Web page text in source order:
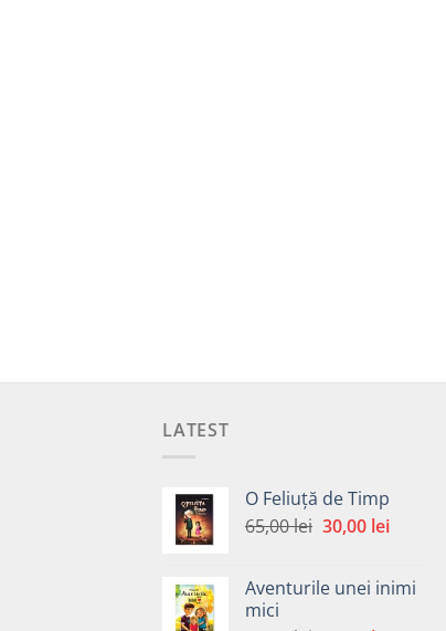
LATEST
O Feliuță de Timp
65,00lei Prețul
fost:
30,00 leiPrețul
30,00
Aventurile unei inimi
mici